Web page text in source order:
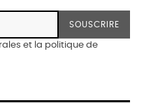
SOUSCRIRE
et la politique de